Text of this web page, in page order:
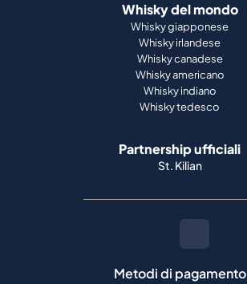
Whisky del mondo
Whisky giapponese
Whisky irlandese
Whisky canadese
Whisky americano
Whisky indiano
Whisky tedesco
Partnership ufficiali
St. Kilian
Metodi di pagamento